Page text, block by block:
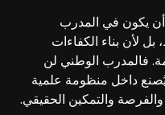
أن يكون في المدرب
لأن بناء الكفاءات
فالمدرب الوطني لن
داخل منظومة علمية
والتمكين الحقيقي.